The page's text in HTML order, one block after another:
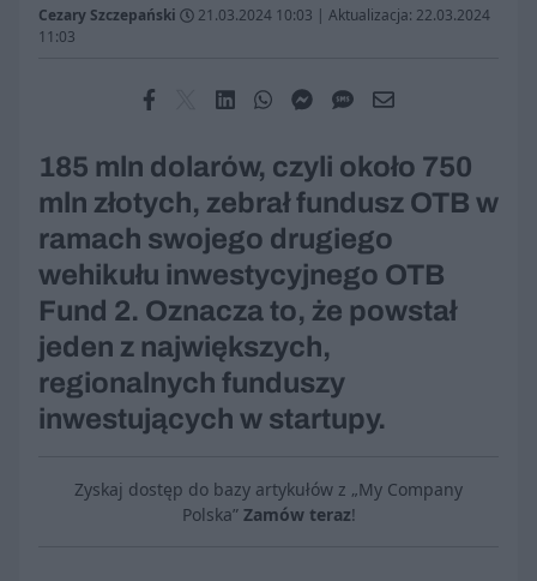
Cezary Szczepański 21.03.2024 10:03 | Aktualizacja: 22.03.2024
11:03
185 mln dolarów, czyli około 750
mln złotych, zebrał fundusz OTB w
ramach swojego drugiego
wehikułu inwestycyjnego OTB
Fund 2. Oznacza to, że powstał
jeden z największych,
regionalnych funduszy
inwestujących w startupy.
Zyskaj dostęp do bazy artykułów z „My Company
Polska” Zamów teraz!